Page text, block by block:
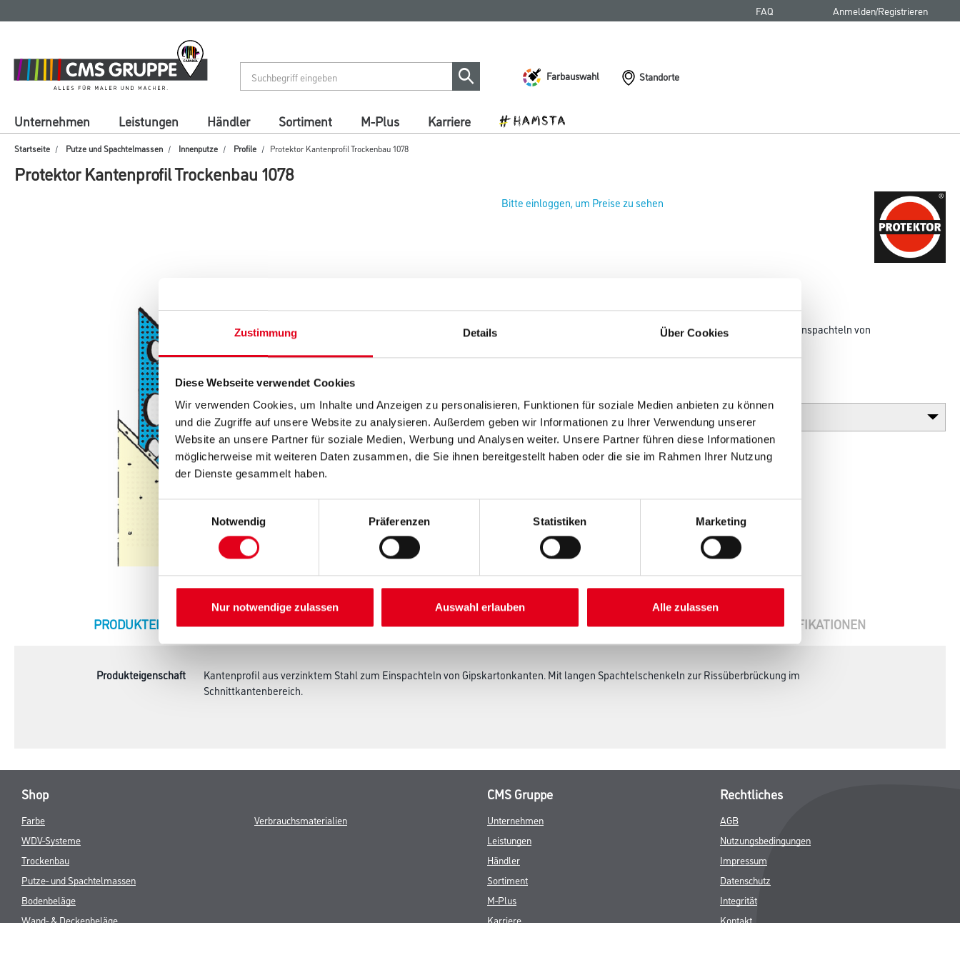
Zustimmung Details Über Cookies
Diese Webseite verwendet Cookies
Wir verwenden Cookies, um Inhalte und Anzeigen zu personalisieren, Funktionen für soziale Medien anbieten zu können
und die Zugriffe auf unsere Website zu analysieren. Außerdem geben wir Informationen zu Ihrer Verwendung unserer
Website an unsere Partner für soziale Medien, Werbung und Analysen weiter. Unsere Partner führen diese Informationen
möglicherweise mit weiteren Daten zusammen, die Sie ihnen bereitgestellt haben oder die sie im Rahmen Ihrer Nutzung
der Dienste gesammelt haben.
Notwendig
Präferenzen Statistiken Marketing
Nur notwendige zulassen Auswahl erlauben Alle zulassen
springen
springen
FAQ Anmelden/Registrieren
Farbauswahl Standorte
Unternehmen Leistungen Händler Sortiment M-Plus Karriere
Startseite Putze und Spachtelmassen Innenputze Profile Protektor Kantenprofil Trockenbau 1078
Protektor Kantenprofil Trockenbau 1078
Bitte einloggen, um Preise zu sehen
Kantenprofil aus verzinktem Stahl, für Innenputze ab 1 mm, zum Einspachteln von
zur Rissüberbrückung im Schnittkantenbereich.
CURRENT
PRODUKTEIGENSCHAFTEN ZUSATZINFOS GEFAHRENHINWEISE DATENBLÄTTER SPEZIFIKATIONEN
Produkteigenschaft
Kantenprofil aus verzinktem Stahl zum Einspachteln von Gipskartonkanten. Mit langen Spachtelschenkeln zur Rissüberbrückung im
Schnittkantenbereich.
Shop
Farbe
WDV-Systeme
Trockenbau
Putze- und Spachtelmassen
Bodenbeläge
Wand- & Deckenbeläge
Verbrauchsmaterialien
CMS Gruppe
Unternehmen
Leistungen
Händler
Sortiment
M-Plus
Karriere
Rechtliches
AGB
Nutzungsbedingungen
Impressum
Datenschutz
Integrität
Kontakt